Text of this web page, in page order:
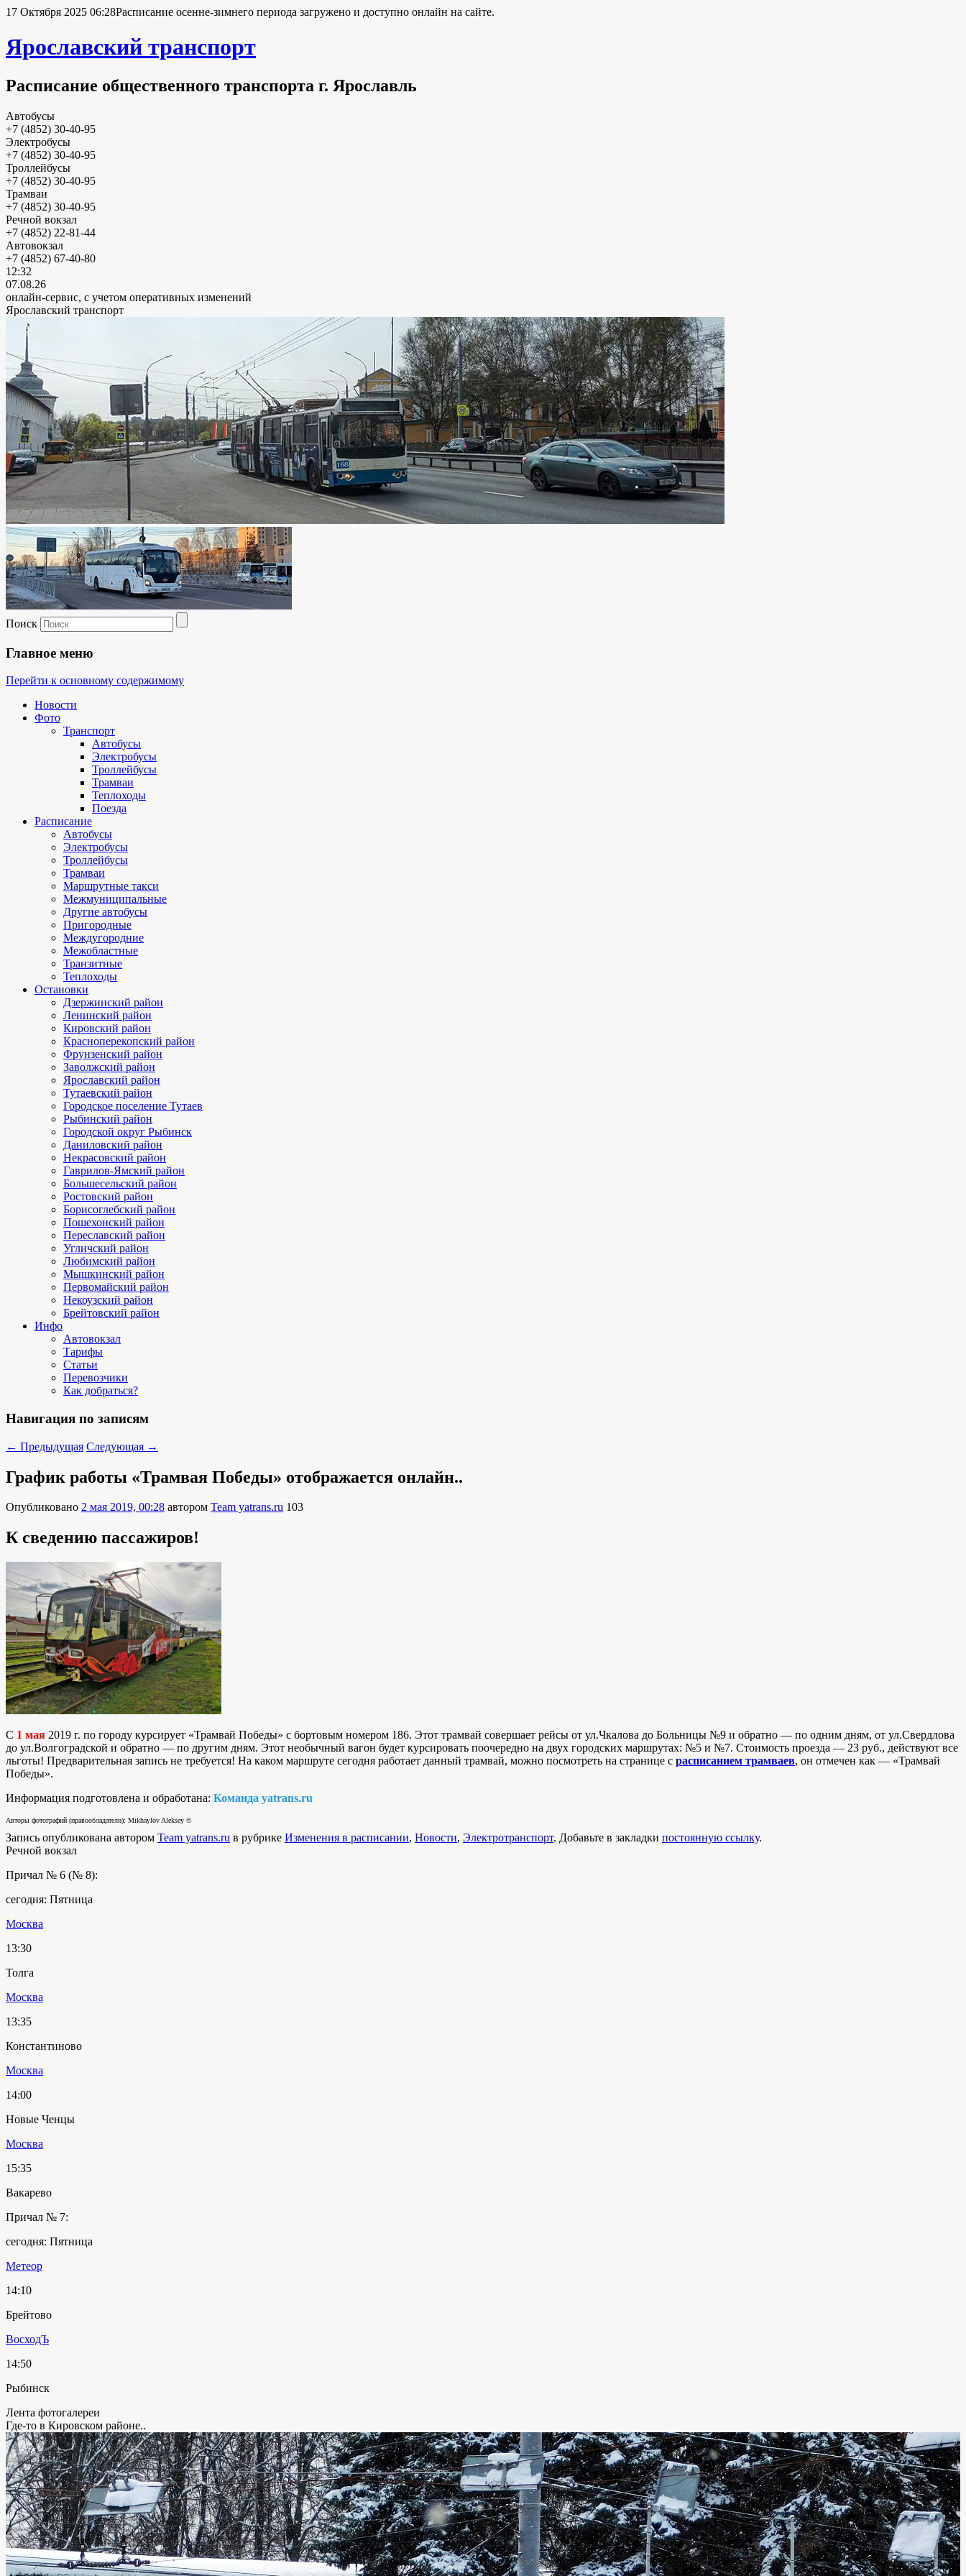
17 Октября 2025 06:28Расписание осенне-зимнего периода загружено и доступно онлайн на сайте.
Ярославский транспорт
Расписание общественного транспорта г. Ярославль
Автобусы
+7 (4852) 30-40-95
Электробусы
+7 (4852) 30-40-95
Троллейбусы
+7 (4852) 30-40-95
Трамваи
+7 (4852) 30-40-95
Речной вокзал
+7 (4852) 22-81-44
Автовокзал
+7 (4852) 67-40-80
12:32
07.08.26
онлайн-сервис, с учетом оперативных изменений
Ярославский транспорт
Поиск
Главное меню
Перейти к основному содержимому
Новости
Фото
Транспорт
Автобусы
Электробусы
Троллейбусы
Трамваи
Теплоходы
Поезда
Расписание
Автобусы
Электробусы
Троллейбусы
Трамваи
Маршрутные такси
Межмуниципальные
Другие автобусы
Пригородные
Междугородние
Межобластные
Транзитные
Теплоходы
Остановки
Дзержинский район
Ленинский район
Кировский район
Красноперекопский район
Фрунзенский район
Заволжский район
Ярославский район
Тутаевский район
Городское поселение Тутаев
Рыбинский район
Городской округ Рыбинск
Даниловский район
Некрасовский район
Гаврилов-Ямский район
Большесельский район
Ростовский район
Борисоглебский район
Пошехонский район
Переславский район
Угличский район
Любимский район
Мышкинский район
Первомайский район
Некоузский район
Брейтовский район
Инфо
Автовокзал
Тарифы
Статьи
Перевозчики
Как добраться?
Навигация по записям
← Предыдущая Следующая →
График работы «Трамвая Победы» отображается онлайн..
Опубликовано 2 мая 2019, 00:28 автором Team yatrans.ru 103
К сведению пассажиров!
С 1 мая 2019 г. по городу курсирует «Трамвай Победы» с бортовым номером 186. Этот трамвай совершает рейсы от ул.Чкалова до Больницы №9 и обратно — по одним дням, от ул.Свердлова
до ул.Волгоградской и обратно — по другим дням. Этот необычный вагон будет курсировать поочередно на двух городских маршрутах: №5 и №7. Стоимость проезда — 23 руб., действуют все
льготы! Предварительная запись не требуется! На каком маршруте сегодня работает данный трамвай, можно посмотреть на странице с расписанием трамваев, он отмечен как — «Трамвай
Победы».
Информация подготовлена и обработана: Команда yatrans.ru
Авторы фотографий (правообладатели): Mikhaylov Aleksey ©
Запись опубликована автором Team yatrans.ru в рубрике Изменения в расписании, Новости, Электротранспорт. Добавьте в закладки постоянную ссылку.
Речной вокзал
Причал № 6 (№ 8):
сегодня: Пятница
Москва
13:30
Толга
Москва
13:35
Константиново
Москва
14:00
Новые Ченцы
Москва
15:35
Вакарево
Причал № 7:
сегодня: Пятница
Метеор
14:10
Брейтово
ВосходЪ
14:50
Рыбинск
Лента фотогалереи
Где-то в Кировском районе..